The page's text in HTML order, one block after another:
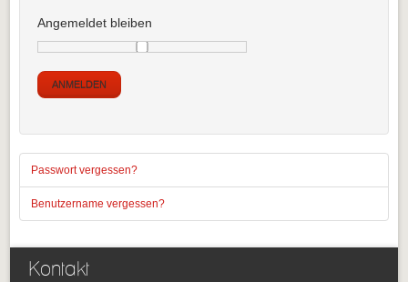
Angemeldet bleiben
ANMELDEN
Passwort vergessen?
Benutzername vergessen?
Kontakt